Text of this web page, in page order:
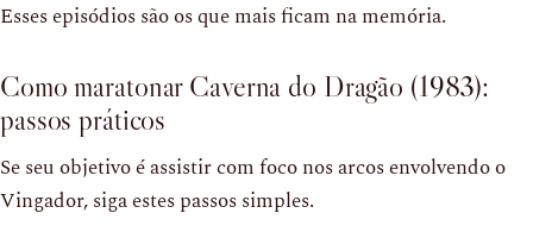
Esses episódios são os que mais ficam na memória.
Como maratonar Caverna do Dragão (1983):
passos práticos
Se seu objetivo é assistir com foco nos arcos envolvendo o
Vingador, siga estes passos simples.